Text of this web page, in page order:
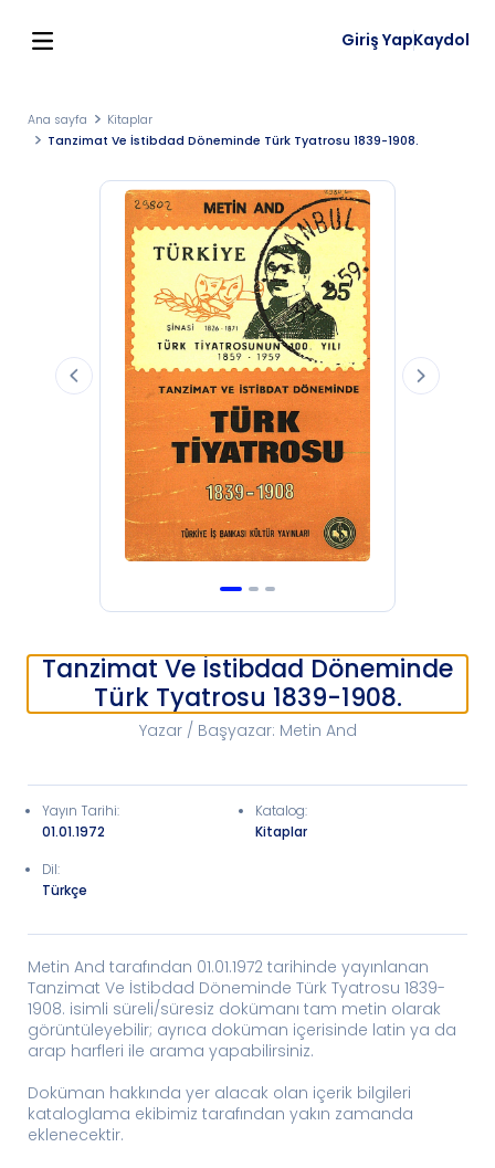
Giriş YapKaydol
Ana sayfa
Kitaplar
Tanzimat Ve İstibdad Döneminde Türk Tyatrosu 1839-1908.
Tanzimat Ve İstibdad Döneminde
Türk Tyatrosu 1839-1908.
Yazar / Başyazar: Metin And
Yayın Tarihi:
01.01.1972
Katalog:
Kitaplar
Dil:
Türkçe
Metin And tarafından 01.01.1972 tarihinde yayınlanan
Tanzimat Ve İstibdad Döneminde Türk Tyatrosu 1839-
1908. isimli süreli/süresiz dokümanı tam metin olarak
görüntüleyebilir; ayrıca doküman içerisinde latin ya da
arap harfleri ile arama yapabilirsiniz.
Doküman hakkında yer alacak olan içerik bilgileri
kataloglama ekibimiz tarafından yakın zamanda
eklenecektir.